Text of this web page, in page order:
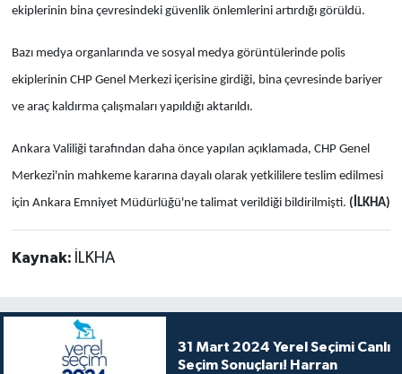
ekiplerinin bina çevresindeki güvenlik önlemlerini artırdığı görüldü.
Bazı medya organlarında ve sosyal medya görüntülerinde polis
ekiplerinin CHP Genel Merkezi içerisine girdiği, bina çevresinde bariyer
ve araç kaldırma çalışmaları yapıldığı aktarıldı.
Ankara Valiliği tarafından daha önce yapılan açıklamada, CHP Genel
Merkezi'nin mahkeme kararına dayalı olarak yetkililere teslim edilmesi
için Ankara Emniyet Müdürlüğü'ne talimat verildiği bildirilmişti. (İLKHA)
Kaynak: İLKHA
31 Mart 2024 Yerel Seçimi Canlı
Seçim Sonuçları! Harran